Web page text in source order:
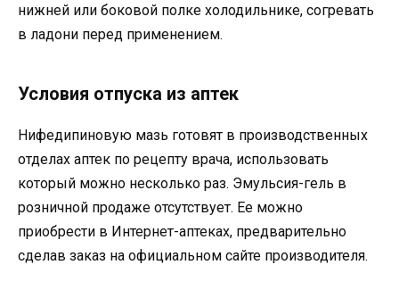
нижней или боковой полке холодильнике, согревать
в ладони перед применением.
Условия отпуска из аптек
Нифедипиновую мазь готовят в производственных
отделах аптек по рецепту врача, использовать
который можно несколько раз. Эмульсия-гель в
розничной продаже отсутствует. Ее можно
приобрести в Интернет-аптеках, предварительно
сделав заказ на официальном сайте производителя.